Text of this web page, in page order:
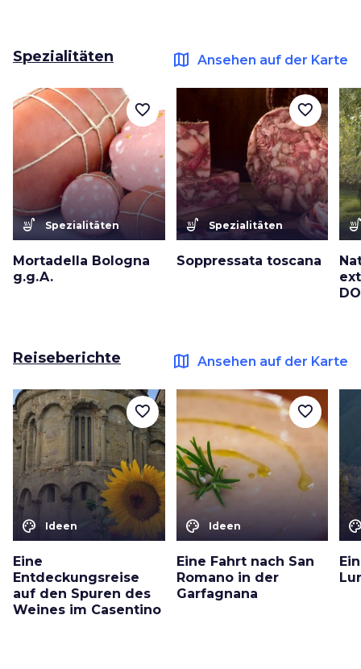
Spezialitäten map Ansehen auf der Karte
soup_kitchen Spezialitäten
Mortadella Bologna
g.g.A.
favorite_border
soup_kitchen Spezialitäten
Soppressata toscana
favorite_border
Reiseberichte map Ansehen auf der Karte
color_lens Ideen
Eine
Entdeckungsreise
auf den Spuren des
Weines im Casentino
favorite_border
color_lens Ideen
Eine Fahrt nach San
Romano in der
Garfagnana
favorite_border